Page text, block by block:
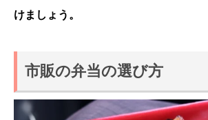
けましょう。
市販の弁当の選び方